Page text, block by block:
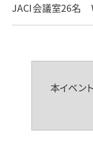
JACI会議室26名
本イベン